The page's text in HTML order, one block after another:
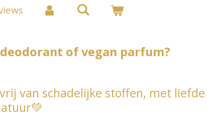
of vegan parfum?
van schadelijke stoffen, met